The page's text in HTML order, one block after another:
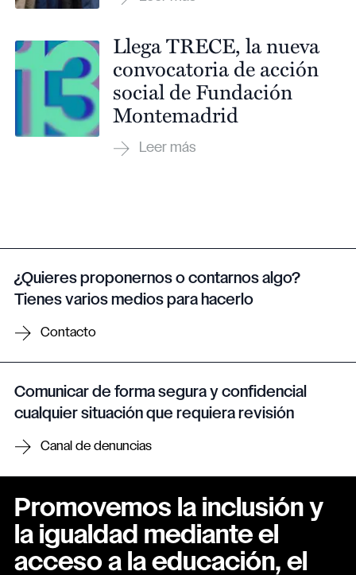
Llega TRECE, la nueva
convocatoria de acción
social de Fundación
Montemadrid
¿Quieres proponernos o contarnos algo?
Tienes varios medios para hacerlo
Contacto
Comunicar de forma segura y confidencial
cualquier situación que requiera revisión
Canal de denuncias
Promovemos la inclusión y
la igualdad mediante el
acceso a la educación, el